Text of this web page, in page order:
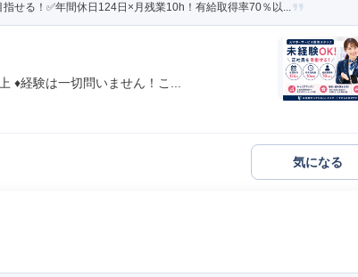
せる！✅年間休日124日×月残業10h！有給取得率70％以...
♦経験は一切問いません！こ...
気になる